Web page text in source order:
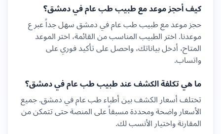
كيف أحجز موعد مع طبيبطب عامفيدمشق؟
حجز موعد مع طبيبطب عامفيدمشقسهل جداً عبر ع
موعدنا. اختر الطبيب المناسب من القائمة، اختر الموعد
المتاح، أدخل بياناتك، واحصل على تأكيد فوري على
واتساب.
ما هي تكلفة الكشف عند طبيبطب عامفيدمشق؟
تختلف أسعار الكشف بين أطباءطب عامفيدمشق. جميع
الأسعار واضحة ومحددة مسبقاً على المنصة حتى تتمكن من
المقارنة واختيار الأنسب لك.